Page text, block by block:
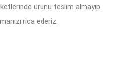
ürünü teslim almayıp
rica ederiz.